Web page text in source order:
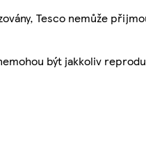
Tesco nemůže
být jakkoliv